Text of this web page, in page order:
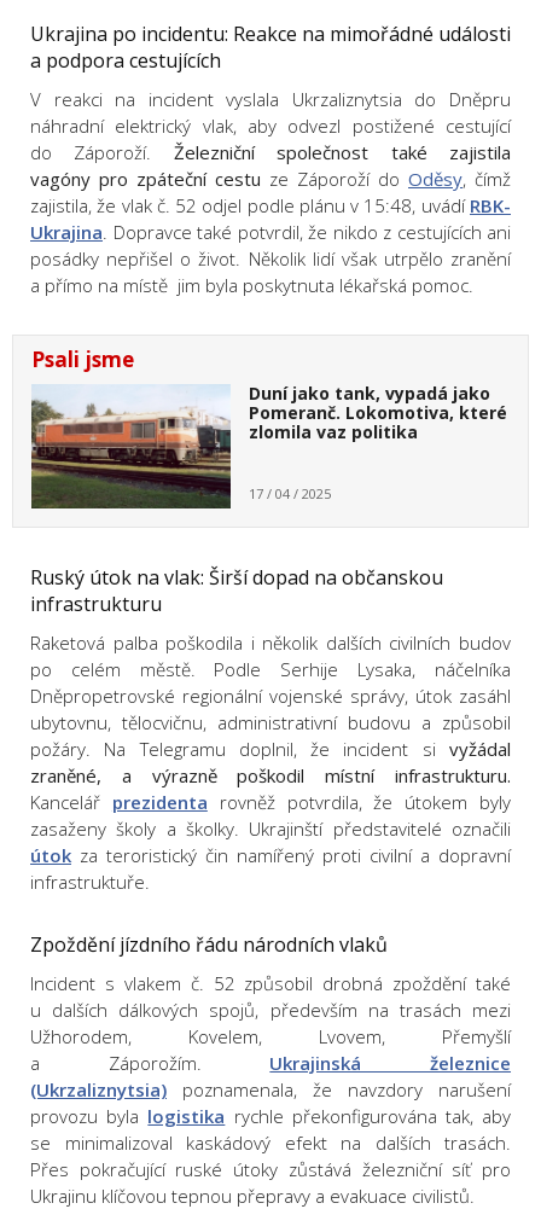
Ukrajina po incidentu: Reakce na mimořádné události
a podpora cestujících
V reakci na incident vyslala Ukrzaliznytsia do Dněpru
náhradní elektrický vlak, aby odvezl postižené cestující
do Záporoží. Železniční společnost také zajistila
vagóny pro zpáteční cestu ze Záporoží do Oděsy, čímž
zajistila, že vlak č. 52 odjel podle plánu v 15:48, uvádí RBK-
Ukrajina . Dopravce také potvrdil, že nikdo z cestujících ani
posádky nepřišel o život. Několik lidí však utrpělo zranění
a přímo na místě jim byla poskytnuta lékařská pomoc.
Psali jsme
Duní jako tank, vypadá jako
Pomeranč. Lokomotiva, které
zlomila vaz politika
17 / 04 / 2025
Ruský útok na vlak: Širší dopad na občanskou
infrastrukturu
Raketová palba poškodila i několik dalších civilních budov
po celém městě. Podle Serhije Lysaka, náčelníka
Dněpropetrovské regionální vojenské správy, útok zasáhl
ubytovnu, tělocvičnu, administrativní budovu a způsobil
požáry. Na Telegramu doplnil, že incident si vyžádal
zraněné, a výrazně poškodil místní infrastrukturu.
Kancelář prezidenta rovněž potvrdila, že útokem byly
zasaženy školy a školky. Ukrajinští představitelé označili
útok za teroristický čin namířený proti civilní a dopravní
infrastruktuře.
Zpoždění jízdního řádu národních vlaků
Incident s vlakem č. 52 způsobil drobná zpoždění také
u dalších dálkových spojů, především na trasách mezi
Užhorodem, Kovelem, Lvovem, Přemyšlí
a Záporožím. Ukrajinská železnice
(Ukrzaliznytsia) poznamenala, že navzdory narušení
provozu byla logistika rychle překonfigurována tak, aby
se minimalizoval kaskádový efekt na dalších trasách.
Přes pokračující ruské útoky zůstává železniční síť pro
Ukrajinu klíčovou tepnou přepravy a evakuace civilistů.